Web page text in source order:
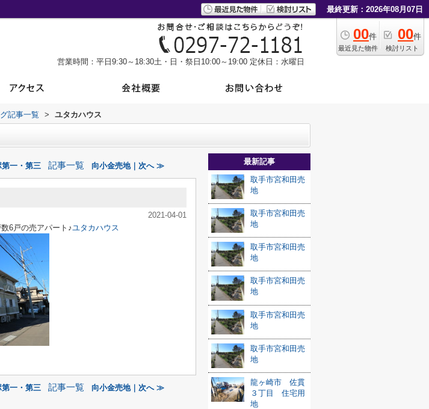
最終更新：2026年08月07日
00件
最近見た物件
00件
検討リスト
営業時間：平日9:30～18:30土・日・祭日10:00～19:00 定休日：水曜日
記事一覧 > ユタカハウス
一・第三 記事一覧 向小金売地｜次へ ≫
2021-04-01
6戸の売アパート♪ユタカハウス
一・第三 記事一覧 向小金売地｜次へ ≫
最新記事
取手市宮和田売
地
取手市宮和田売
地
取手市宮和田売
地
取手市宮和田売
地
取手市宮和田売
地
取手市宮和田売
地
龍ヶ崎市 佐貫
３丁目 住宅用
地